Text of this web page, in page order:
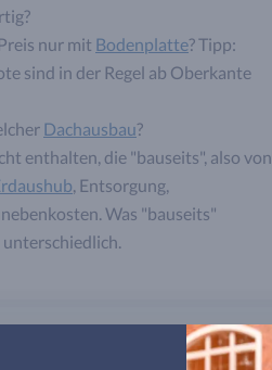
nur mit Bodenplatte? Tipp:
sind in der Regel ab Oberkante
Dachausbau?
enthalten, die "bauseits", also von
, Entsorgung,
Was "bauseits"